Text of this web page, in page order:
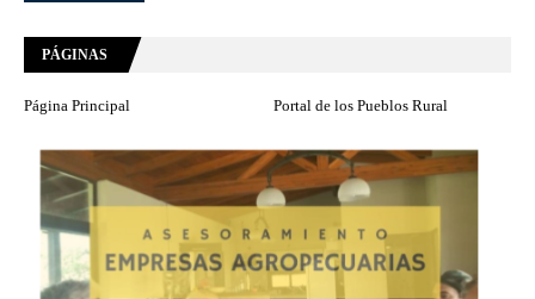
PÁGINAS
Página Principal Portal de los Pueblos Rural